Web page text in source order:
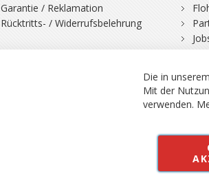
Garantie / Reklamation
Rücktritts- / Widerrufsbelehrung
Vertrag
Alle Preise inkl.
Die in
Mit der
verwenden.